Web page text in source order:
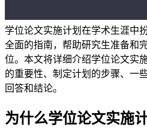
学位论文实施计划在学术生涯中
全面的指南，帮助研究生准备和
位。本文将详细介绍学位论文实
的重要性、制定计划的步骤、一
回答和结论。
为什么学位论文实施